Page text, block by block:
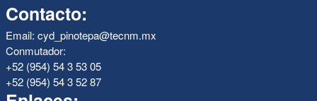
Contacto:
Email: cyd_pinotepa@tecnm.mx
Conmutador:
+52 (954) 54 3 53 05
+52 (954) 54 3 52 87